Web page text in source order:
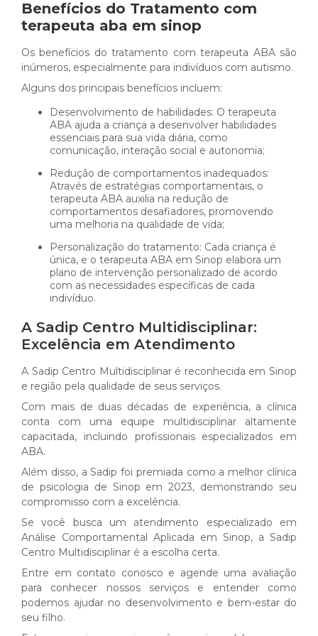
Benefícios do Tratamento com
terapeuta aba em sinop
Os benefícios do tratamento com terapeuta ABA são
inúmeros, especialmente para indivíduos com autismo.
Alguns dos principais benefícios incluem:
Desenvolvimento de habilidades: O terapeuta
ABA ajuda a criança a desenvolver habilidades
essenciais para sua vida diária, como
comunicação, interação social e autonomia;
Redução de comportamentos inadequados:
Através de estratégias comportamentais, o
terapeuta ABA auxilia na redução de
comportamentos desafiadores, promovendo
uma melhoria na qualidade de vida;
Personalização do tratamento: Cada criança é
única, e o terapeuta ABA em Sinop elabora um
plano de intervenção personalizado de acordo
com as necessidades específicas de cada
indivíduo.
A Sadip Centro Multidisciplinar:
Excelência em Atendimento
A Sadip Centro Multidisciplinar é reconhecida em Sinop
e região pela qualidade de seus serviços.
Com mais de duas décadas de experiência, a clínica
conta com uma equipe multidisciplinar altamente
capacitada, incluindo profissionais especializados em
ABA.
Além disso, a Sadip foi premiada como a melhor clínica
de psicologia de Sinop em 2023, demonstrando seu
compromisso com a excelência.
Se você busca um atendimento especializado em
Análise Comportamental Aplicada em Sinop, a Sadip
Centro Multidisciplinar é a escolha certa.
Entre em contato conosco e agende uma avaliação
para conhecer nossos serviços e entender como
podemos ajudar no desenvolvimento e bem-estar do
seu filho.